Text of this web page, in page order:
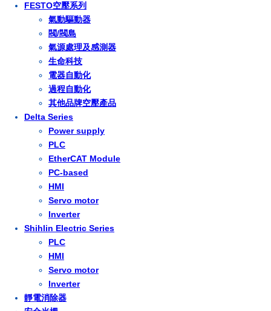
FESTO空壓系列
氣動驅動器
閥/閥島
氣源處理及感測器
生命科技
電器自動化
過程自動化
其他品牌空壓產品
Delta Series
Power supply
PLC
EtherCAT Module
PC-based
HMI
Servo motor
Inverter
Shihlin Electric Series
PLC
HMI
Servo motor
Inverter
靜電消除器